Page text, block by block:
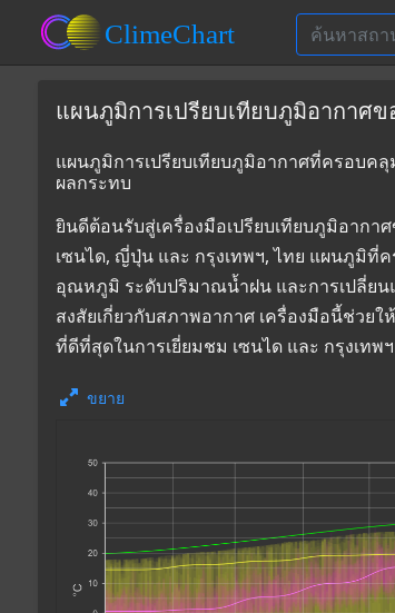
แผนภูมิการเปรียบเทียบภูมิอากาศข
แผนภูมิการเปรียบเทียบภูมิอากาศที่ครอบคลุ
ผลกระทบ
ยินดีต้อนรับสู่เครื่องมือเปรียบเทียบภูมิอากา
เซนได, ญี่ปุ่น และ กรุงเทพฯ, ไทย แผนภูมิที่
อุณหภูมิ ระดับปริมาณน้ำฝน และการเปลี่ยน
สงสัยเกี่ยวกับสภาพอากาศ เครื่องมือนี้ช่วย
ที่ดีที่สุดในการเยี่ยมชม เซนได และ กรุงเท
ขยาย